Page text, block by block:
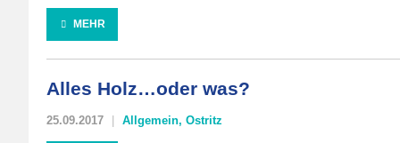
MEHR
Alles Holz…oder was?
25.09.2017 Allgemein, Ostritz